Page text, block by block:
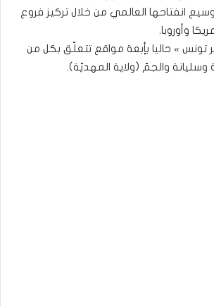
قامت بتوسيع انفتاحها العالمي من خلال تركيز فروع
وأوروبا.
تونس » حاليا بأٍبعة مواقع تتعلّق بكل من
والجمّ (ولاية المهديّة).